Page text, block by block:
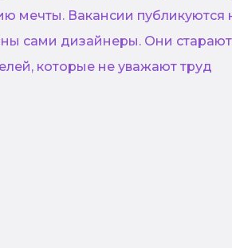
мечты. Вакансии публикуются
сами дизайнеры. Они
которые не уважают труд